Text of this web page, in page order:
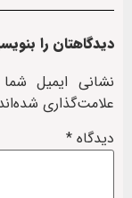
دیدگاهتان را
نشانی ایمیل
علامت‌گذاری
دیدگاه *